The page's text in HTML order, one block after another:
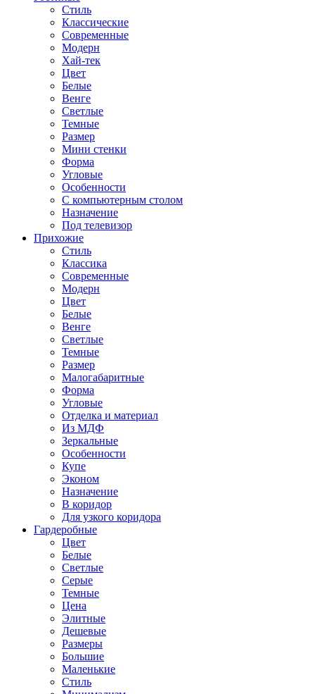
Стиль
Классические
Современные
Модерн
Хай-тек
Цвет
Белые
Венге
Светлые
Темные
Размер
Мини стенки
Форма
Угловые
Особенности
С компьютерным столом
Назначение
Под телевизор
Прихожие
Стиль
Классика
Современные
Модерн
Цвет
Белые
Венге
Светлые
Темные
Размер
Малогабаритные
Форма
Угловые
Отделка и материал
Из МДФ
Зеркальные
Особенности
Купе
Эконом
Назначение
В коридор
Для узкого коридора
Гардеробные
Цвет
Белые
Светлые
Серые
Темные
Цена
Элитные
Дешевые
Размеры
Большие
Маленькие
Стиль